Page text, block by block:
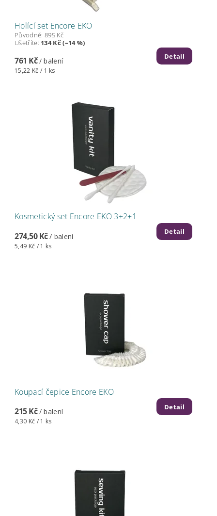
Holící set Encore EKO
Původně: 895 Kč
Ušetříte: 134 Kč (–14 %)
761 Kč/ balení
15,22 Kč / 1 ks
Detail
Kosmetický set Encore EKO 3+2+1
274,50 Kč/ balení
5,49 Kč / 1 ks
Detail
Koupací čepice Encore EKO
215 Kč/ balení
4,30 Kč / 1 ks
Detail